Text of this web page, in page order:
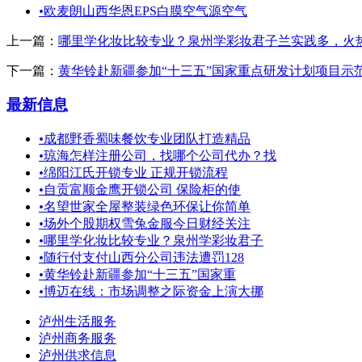
•欧麦朗山西华恩EPS白膜空气源空气
上一篇： 哪里学化妆比较专业？泉州学彩妆君子兰实践多，火
下一篇： 黄华铃赴新疆参加“十三五”国家重点研发计划项目示
最新信息
•成都野香蜀味餐饮专业团队打造精品
•琼海怎样注册公司，找哪个公司代办？找
•绵阳江氏开锁专业 正规开锁流程
•自贡富顺金鹰开锁公司 保险柜的使
•名望世家全屋整装绿色环保让你简单
•场外个股期权雪兔金服今日财经关注
•哪里学化妆比较专业？泉州学彩妆君子
•随行付支付山西分公司违法遭罚128
•黄华铃赴新疆参加“十三五”国家重
•博迈在线：市场调整之际资金上演大挪
泸州生活服务
泸州商务服务
泸州供求信息